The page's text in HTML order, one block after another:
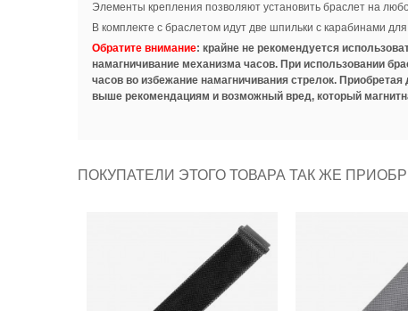
Элементы крепления позволяют установить браслет на
В комплекте с браслетом идут две шпильки с карабинами
Обратите внимание: крайне не рекомендуется
намагничивание механизма часов. При использовании
часов во избежание намагничивания стрелок.
выше рекомендациям и возможный вред, который
ПОКУПАТЕЛИ ЭТОГО ТОВАРА ТАК ЖЕ